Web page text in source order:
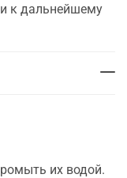
к дальнейшему
их водой.